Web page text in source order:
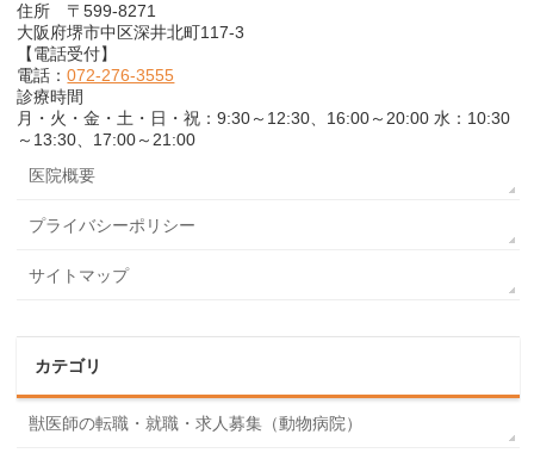
住所 〒599-8271
大阪府堺市中区深井北町117-3
【電話受付】
電話：072-276-3555
診療時間
月・火・金・土・日・祝：9:30～12:30、16:00～20:00 水：10:30
～13:30、17:00～21:00
医院概要
プライバシーポリシー
サイトマップ
カテゴリ
獣医師の転職・就職・求人募集（動物病院）